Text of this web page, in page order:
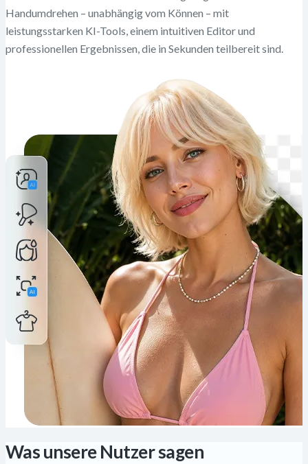
Handumdrehen – unabhängig vom Können – mit
leistungsstarken KI-Tools, einem intuitiven Editor und
professionellen Ergebnissen, die in Sekunden teilbereit sind.
Was unsere Nutzer sagen